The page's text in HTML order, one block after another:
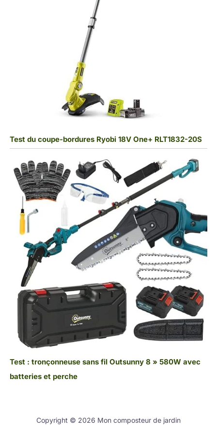
Test du coupe-bordures Ryobi 18V One+ RLT1832-20S
Test : tronçonneuse sans fil Outsunny 8 » 580W avec
batteries et perche
Copyright © 2026 Mon composteur de jardin